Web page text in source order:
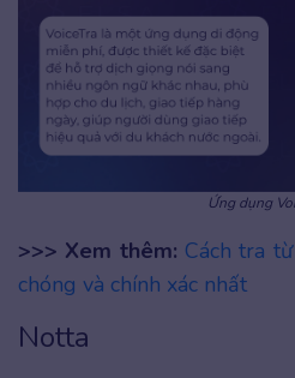
Ứng dụng
>>> Xem thêm: Cách tra
chóng và chính xác nhất
Notta